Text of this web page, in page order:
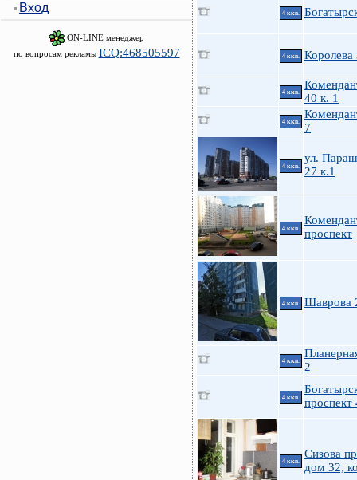
Вход
ON-LINE менеджер
по вопросам рекламы ICQ:468505597
4 ккв.
4 ккв. Королева
4 ккв.
40 к. 1
4 ккв.
7
4 ккв.
ул.
27 к.1
4 ккв.
проспект
4 ккв. Шаврова
4 ккв.
2
4 ккв.
проспект
4 ккв.
Сизова
дом 32,